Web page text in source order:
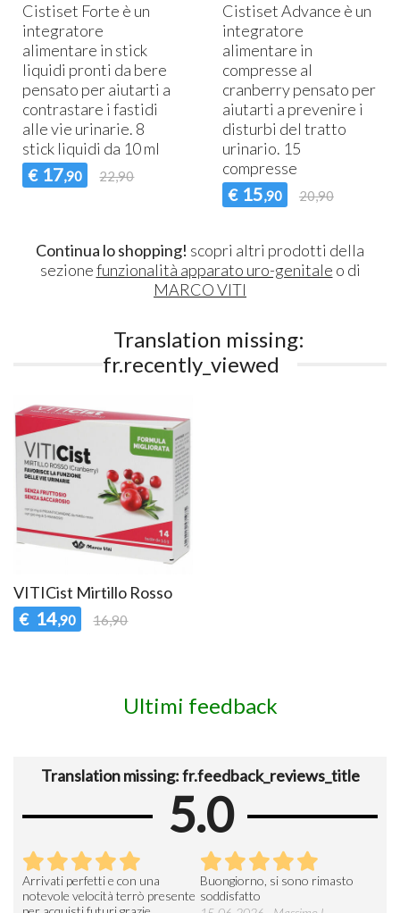
Cistiset Forte è un
integratore
alimentare in stick
liquidi pronti da bere
pensato per aiutarti a
contrastare i fastidi
alle vie urinarie. 8
stick liquidi da 10 ml
€ 17,90 22,90
Cistiset Advance è un
integratore
alimentare in
compresse al
cranberry pensato per
aiutarti a prevenire i
disturbi del tratto
urinario. 15
compresse
€ 15,90 20,90
Continua lo shopping! scopri altri prodotti della
sezionefunzionalità apparato uro-genitale o di
MARCO VITI
Translation missing:
fr.recently_viewed
VITICist Mirtillo Rosso
€ 14,90 16,90
Ultimi feedback
Translation missing: fr.feedback_reviews_title
5.0
Arrivati perfetti e con una
notevole velocità terrò presente
Buongiorno, si sono rimasto
soddisfatto